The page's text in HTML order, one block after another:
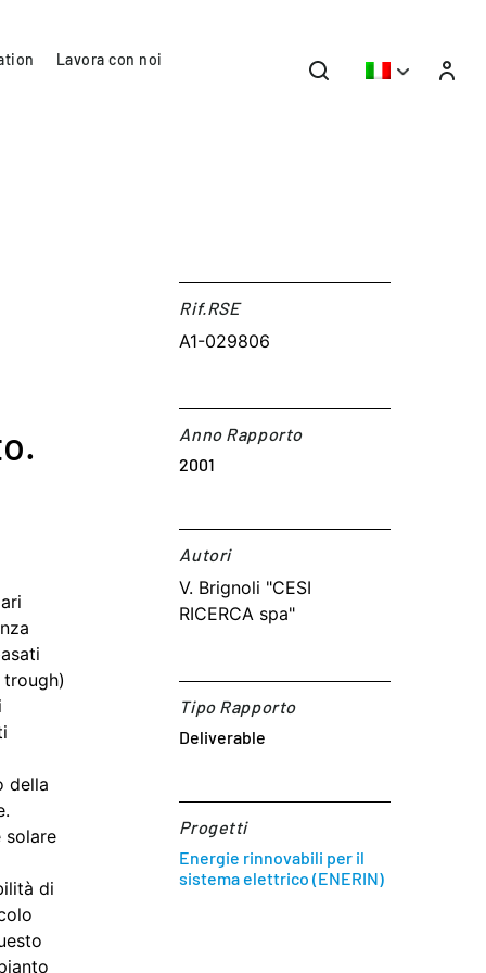
Lavora con noi
della
solare
di
Rif.RSE​
A1-029806
Anno Rapporto
2001
Autori​
V. Brignoli "CESI
RICERCA spa"
Tipo Rapporto
Deliverable
Progetti
Energie rinnovabili per il
sistema elettrico (ENERIN)